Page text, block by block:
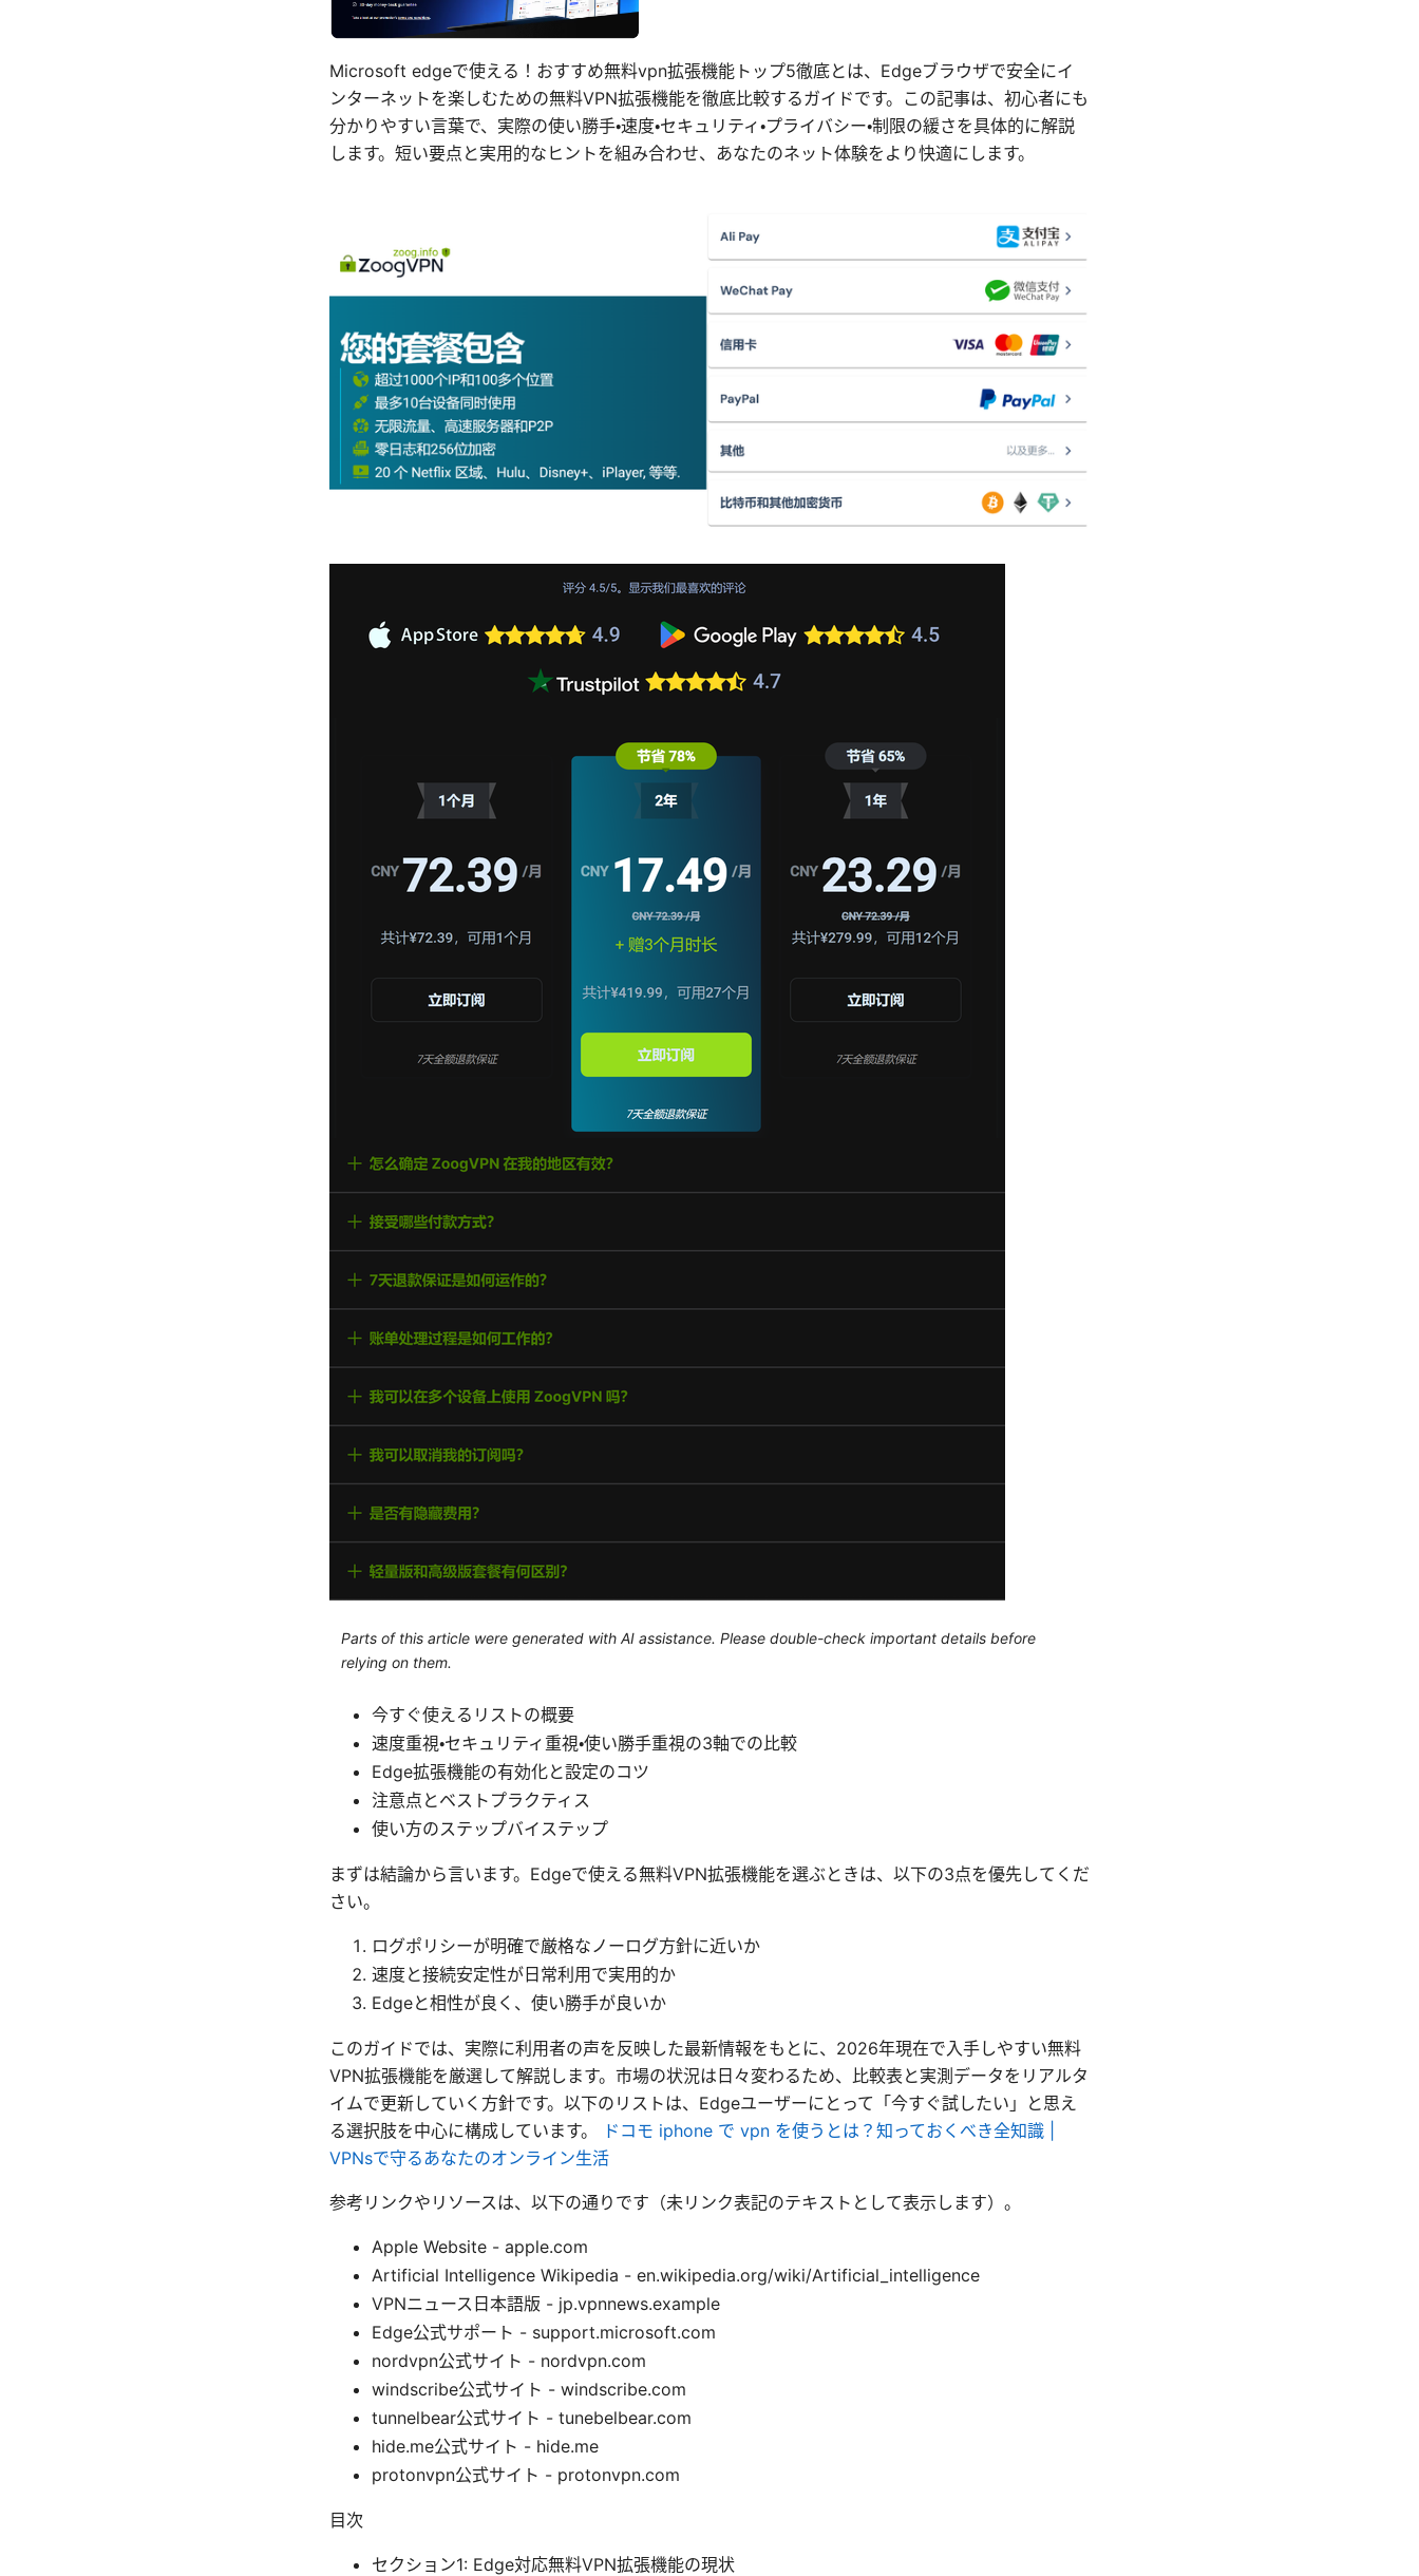
Microsoft edgeで使える！おすすめ無料vpn拡張機能トップ5徹底とは、Edgeブラウザで安全にイ
ンターネットを楽しむための無料VPN拡張機能を徹底比較するガイドです。この記事は、初心者にも
分かりやすい言葉で、実際の使い勝手・速度・セキュリティ・プライバシー・制限の緩さを具体的に解説
します。短い要点と実用的なヒントを組み合わせ、あなたのネット体験をより快適にします。
Parts of this article were generated with AI assistance. Please double-check important details before
relying on them.
今すぐ使えるリストの概要
速度重視・セキュリティ重視・使い勝手重視の3軸での比較
Edge拡張機能の有効化と設定のコツ
注意点とベストプラクティス
使い方のステップバイステップ
まずは結論から言います。Edgeで使える無料VPN拡張機能を選ぶときは、以下の3点を優先してくだ
さい。
ログポリシーが明確で厳格なノーログ方針に近いか
速度と接続安定性が日常利用で実用的か
Edgeと相性が良く、使い勝手が良いか
このガイドでは、実際に利用者の声を反映した最新情報をもとに、2026年現在で入手しやすい無料
VPN拡張機能を厳選して解説します。市場の状況は日々変わるため、比較表と実測データをリアルタ
イムで更新していく方針です。以下のリストは、Edgeユーザーにとって「今すぐ試したい」と思え
る選択肢を中心に構成しています。
ドコモ iphone で vpn を使うとは？知っておくべき全知識 |
VPNsで守るあなたのオンライン生活
参考リンクやリソースは、以下の通りです（未リンク表記のテキストとして表示します）。
Apple Website - apple.com
Artificial Intelligence Wikipedia - en.wikipedia.org/wiki/Artificial_intelligence
VPNニュース日本語版 - jp.vpnnews.example
Edge公式サポート - support.microsoft.com
nordvpn公式サイト - nordvpn.com
windscribe公式サイト - windscribe.com
tunnelbear公式サイト - tunebelbear.com
hide.me公式サイト - hide.me
protonvpn公式サイト - protonvpn.com
目次
セクション1: Edge対応無料VPN拡張機能の現状